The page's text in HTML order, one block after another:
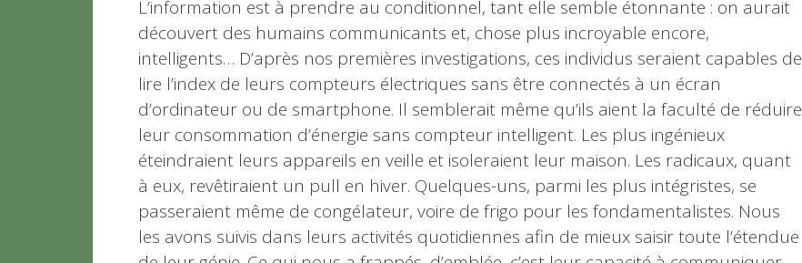
L’information est à prendre au conditionnel, tant elle semble étonnante : on aurait
découvert des humains communicants et, chose plus incroyable encore,
intelligents… D’après nos premières investigations, ces individus seraient capables de
lire l’index de leurs compteurs électriques sans être connectés à un écran
d’ordinateur ou de smartphone. Il semblerait même qu’ils aient la faculté de réduire
leur consommation d’énergie sans compteur intelligent. Les plus ingénieux
éteindraient leurs appareils en veille et isoleraient leur maison. Les radicaux, quant
à eux, revêtiraient un pull en hiver. Quelques-uns, parmi les plus intégristes, se
passeraient même de congélateur, voire de frigo pour les fondamentalistes. Nous
les avons suivis dans leurs activités quotidiennes afin de mieux saisir toute l’étendue